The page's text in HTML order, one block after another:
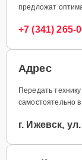
предложат
+7 (341) 265-
Адрес
Передать
самостоятельно
г. Ижевск,